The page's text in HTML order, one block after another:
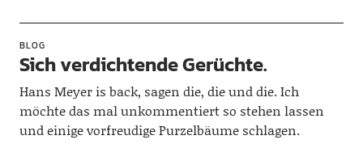
BLOG
Sich verdichtende Gerüchte.
Hans Meyer is back, sagen die, die und die. Ich
möchte das mal unkommentiert so stehen lassen
und einige vorfreudige Purzelbäume schlagen.